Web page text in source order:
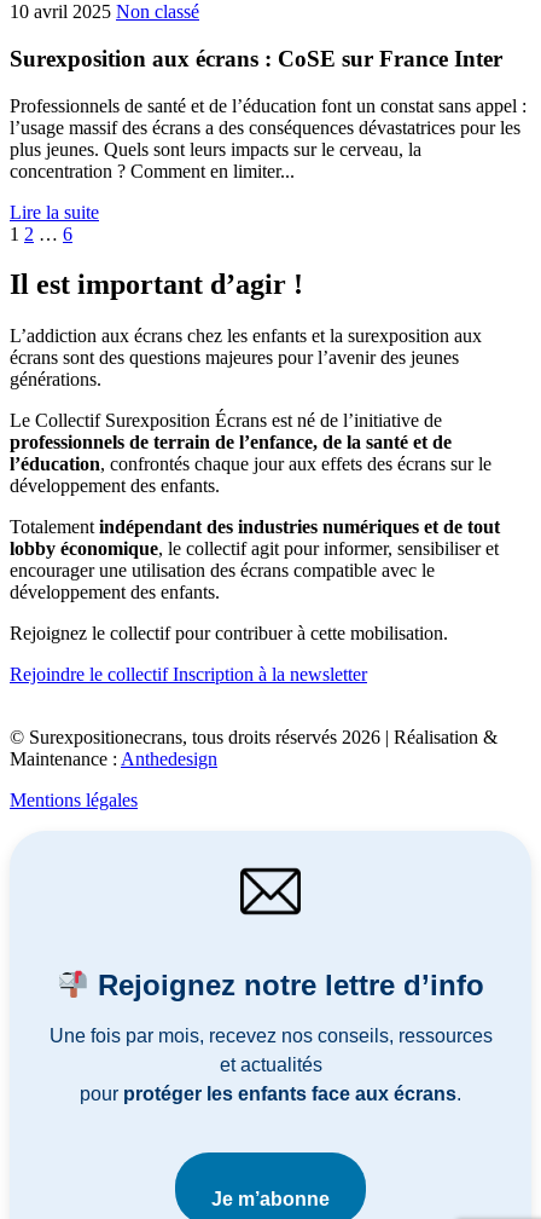
10 avril 2025 Non classé
Surexposition aux écrans : CoSE sur France Inter
Professionnels de santé et de l’éducation font un constat sans appel :
l’usage massif des écrans a des conséquences dévastatrices pour les
plus jeunes. Quels sont leurs impacts sur le cerveau, la
concentration ? Comment en limiter...
Lire la suite
Pagination
des
publications
Page
1 Page
2 … Page
6
Il est important d’agir !
L’addiction aux écrans chez les enfants et la surexposition aux
écrans sont des questions majeures pour l’avenir des jeunes
générations.
Le Collectif Surexposition Écrans est né de l’initiative de
professionnels de terrain de l’enfance, de la santé et de
l’éducation, confrontés chaque jour aux effets des écrans sur le
développement des enfants.
Totalement indépendant des industries numériques et de tout
lobby économique, le collectif agit pour informer, sensibiliser et
encourager une utilisation des écrans compatible avec le
développement des enfants.
Rejoignez le collectif pour contribuer à cette mobilisation.
Rejoindre le collectifInscription à la newsletter
© Surexpositionecrans, tous droits réservés 2026 | Réalisation &
Maintenance : Anthedesign
Mentions légales
Rejoignez notre lettre d’info
Une fois par mois, recevez nos conseils, ressources
et actualités
pour protéger les enfants face aux écrans.
Je m’abonne